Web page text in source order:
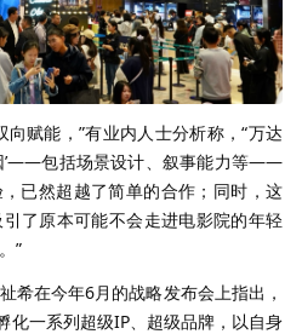
向赋能，”有业内人士分析称，“万达
’——包括场景设计、叙事能力等——
已然超越了简单的合作；同时，这
了原本可能不会走进电影院的年轻
”
希在今年6月的战略发布会上指出，
化一系列超级IP、超级品牌，以自身